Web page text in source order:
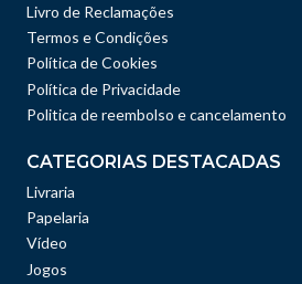
Livro de Reclamações
Termos e Condições
Política de Cookies
Política de Privacidade
Politica de reembolso e cancelamento
CATEGORIAS DESTACADAS
Livraria
Papelaria
Vídeo
Jogos